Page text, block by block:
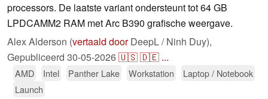
processors. De laatste variant ondersteunt tot 64 GB
LPDCAMM2 RAM met Arc B390 grafische weergave.
Alex Alderson (vertaald doorDeepL / Ninh Duy),
Gepubliceerd 30-05-2026🇺🇸🇩🇪 ...
AMD Intel Panther Lake Workstation
Laptop / Notebook
Launch